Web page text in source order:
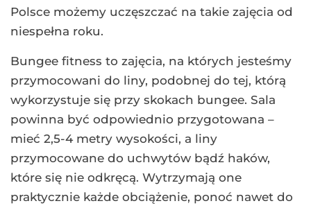
Polsce możemy uczęszczać na takie zajęcia od
niespełna roku.
Bungee fitness to zajęcia, na których jesteśmy
przymocowani do liny, podobnej do tej, którą
wykorzystuje się przy skokach bungee. Sala
powinna być odpowiednio przygotowana –
mieć 2,5-4 metry wysokości, a liny
przymocowane do uchwytów bądź haków,
które się nie odkręcą. Wytrzymają one
praktycznie każde obciążenie, ponoć nawet do